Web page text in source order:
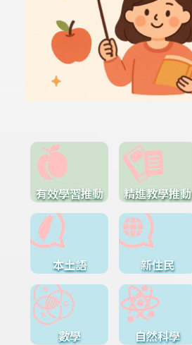
有效學習推動 精進教學推動
本土語 新住民
數學 自然科學